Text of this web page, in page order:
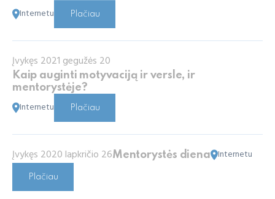
Internetu Plačiau
Įvykęs 2021 gegužės 20
Kaip auginti motyvaciją ir versle, ir
mentorystėje?
Internetu Plačiau
Įvykęs 2020 lapkričio 26Mentorystės diena Internetu
Plačiau